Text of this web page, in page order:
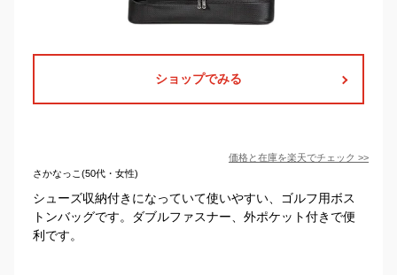
ショップでみる
価格と在庫を楽天でチェック >>
さかなっこ(50代・女性)
シューズ収納付きになっていて使いやすい、ゴルフ用ボス
トンバッグです。ダブルファスナー、外ポケット付きで便
利です。